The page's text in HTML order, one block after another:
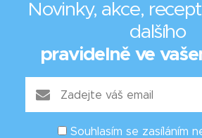
Novinky, akce,
dalšího
pravidelně ve
Souhlasím se zasíláním